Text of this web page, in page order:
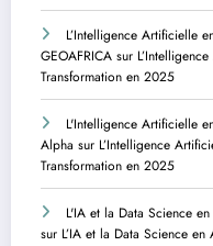
L’Intelligence Artificielle
GEOAFRICA sur
Transformation en 2025
L'Intelligence Artificielle
Alpha sur L’Intelligence
Transformation en 2025
L'IA et la Data Science
sur L’IA et la Data Science